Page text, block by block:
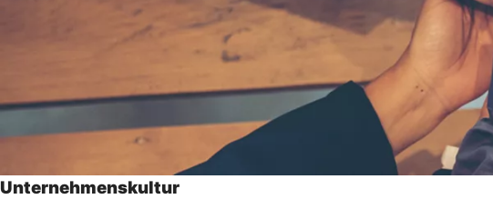
Unternehmenskultur